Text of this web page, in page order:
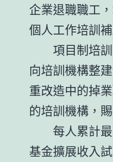
企業退職職工
個人工作培訓
項目制培
向培訓機構整
重改造中的掉
的培訓機構，
每人累計
基金擴展收入